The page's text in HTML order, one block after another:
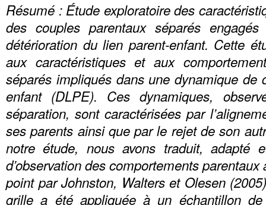
Résumé : Étude exploratoire des
des couples parentaux séparés
détérioration du lien parent-enfant. Cette
aux caractéristiques et aux
séparés impliqués dans une dynamique de
enfant (DLPE). Ces dynamiques,
séparation, sont caractérisées par
ses parents ainsi que par le rejet de son
notre étude, nous avons traduit, adapté
d’observation des comportements
point par Johnston, Walters et Olesen
grille a été appliquée à un échantillon